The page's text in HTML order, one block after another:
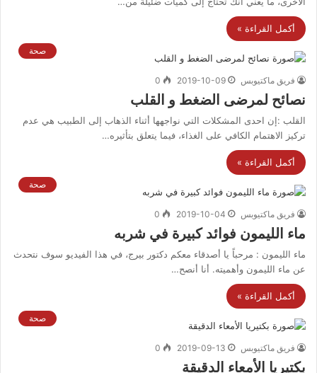
أكمل القراءة »
صحة
فريق ماكتيوبس 2019-10-09
0
نصائح لمرضى الضغط و القلب
القلب :إن احدى المشكلات التي نواجهها أثناء الذهاب إلى الطبيب هي عدم
تركيز الاهتمام الكافي على الغذاء، فيما يتعلق بتأثيره…
أكمل القراءة »
صحة
فريق ماكتيوبس 2019-10-04
0
ماء الليمون فوائد كبيرة في شربه
ماء الليمون : مرحباً يا أصدقاء معكم دكتور بيرج، في هذا الفيديو سوف نتحدث
عن ماء الليمون وأهميته. أنا أنصح…
أكمل القراءة »
صحة
فريق ماكتيوبس 2019-09-13
0
بكتيريا الأمعاء الدقيقة